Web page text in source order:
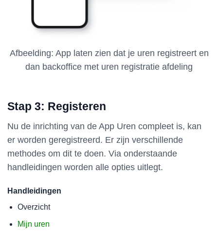
Stap 3: Registeren
Nu de inrichting van de App Uren compleet is, kan
er worden geregistreerd. Er zijn verschillende
methodes om dit te doen. Via onderstaande
handleidingen worden alle opties uitlegt.
Handleidingen
Overzicht
Mijn uren
Afbeelding: App laten zien dat je uren registreert en
dan backoffice met uren registratie afdeling